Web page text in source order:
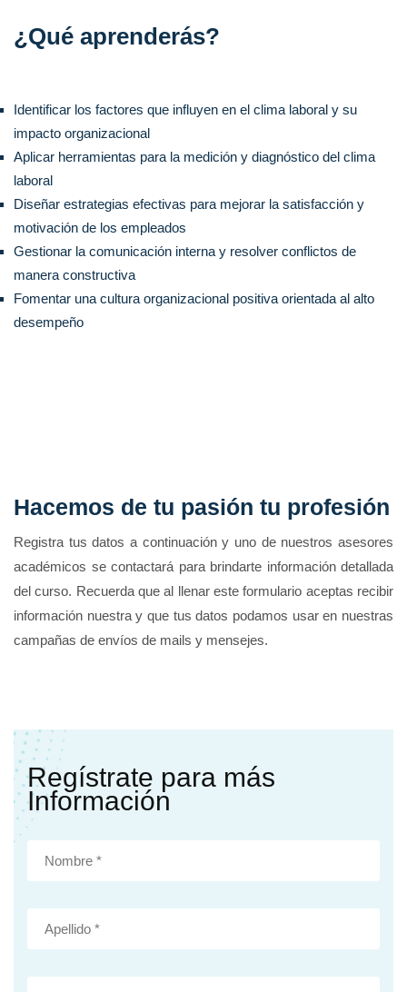
¿Qué aprenderás?
Identificar los factores que influyen en el clima laboral y su
impacto organizacional
Aplicar herramientas para la medición y diagnóstico del clima
laboral
Diseñar estrategias efectivas para mejorar la satisfacción y
motivación de los empleados
Gestionar la comunicación interna y resolver conflictos de
manera constructiva
Fomentar una cultura organizacional positiva orientada al alto
desempeño
Hacemos de tu pasión tu profesión
Registra tus datos a continuación y uno de nuestros asesores
académicos se contactará para brindarte información detallada
del curso. Recuerda que al llenar este formulario aceptas recibir
información nuestra y que tus datos podamos usar en nuestras
campañas de envíos de mails y mensejes.
Regístrate para más
Información